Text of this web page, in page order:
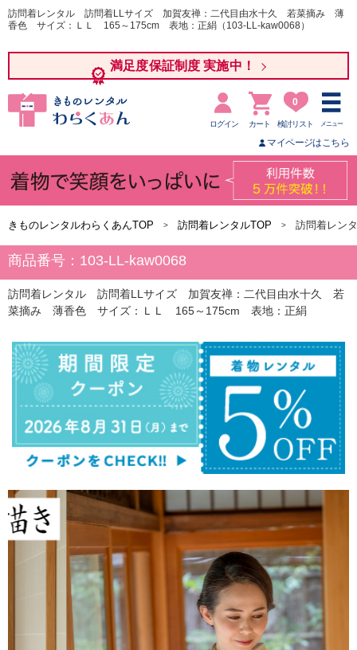
訪問着レンタル 訪問着LLサイズ 加賀友禅：二代目由水十久 若菜摘み 薄
香色 サイズ：ＬＬ 165～175cm 表地：正絹（103-LL-kaw0068）
満足度保証制度 実施中！
ログイン カート
0
検討リスト メニュー
マイページはこちら
きものレンタルわらくあんTOP 訪問着レンタルTOP 訪問着レン
商品番号：103-LL-kaw0068
訪問着レンタル 訪問着LLサイズ 加賀友禅：二代目由水十久 若
菜摘み 薄香色 サイズ：ＬＬ 165～175cm 表地：正絹